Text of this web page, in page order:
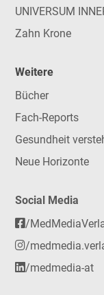
UNIVERSUM
Zahn Krone
Weitere
Bücher
Fach-Reports
Gesundheit
Neue Horizonte
Social Media
/
/
/medmedia-at